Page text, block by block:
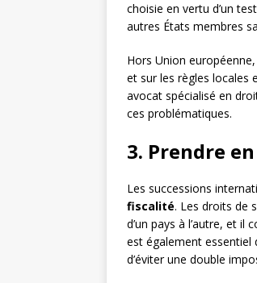
choisie en vertu d’un
autres États membres
Hors Union
et sur les règles locales
avocat spécialisé en
ces problématiques.
3. Prendre
Les successions
fiscalité. Les droits de
d’un pays à l’autre, et
est également essentiel
d’éviter une double